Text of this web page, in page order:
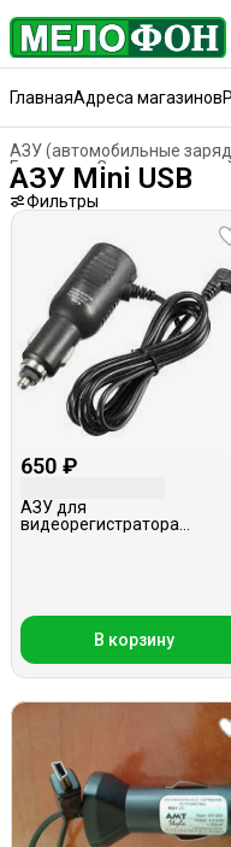
ГлавнаяАдреса магазинов
АЗУ (автомобильные
Зарядные
Главная
АЗУ Mini USB
Фильтры
650 ₽
АЗУ для
видеорегистратора
В корзину